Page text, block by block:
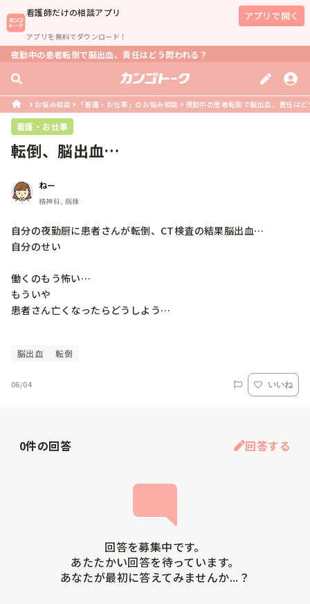
看護師だけの相談アプリ
アプリを無料でダウンロード！
アプリで開く
夜勤中の患者転倒で脳出血、責任はどう問われる？
お悩み相談 「看護・お仕事」のお悩み相談 夜勤中の患者転倒で脳出血、責任は
看護・お仕事
転倒、脳出血…
ねー
精神科, 病棟
自分の夜勤厨に患者さんが転倒、CT検査の結果脳出血…
自分のせい
働くのもう怖い…
もういや
患者さん亡くなったらどうしよう…
脳出血 転倒
06/04 いいね
0件の回答 回答する
回答を募集中です。
あたたかい回答を待っています。
あなたが最初に答えてみませんか...？